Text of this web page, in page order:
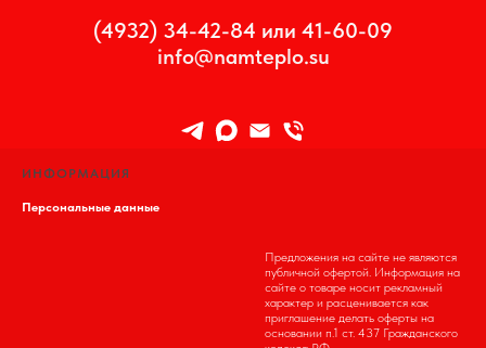
(4932) 34-42-84 или 41-60-09
info@namteplo.su
ИНФОРМАЦИЯ
Персональные данные
Предложения на сайте не являются
публичной офертой. Информация на
сайте о товаре носит рекламный
характер и расценивается как
приглашение делать оферты на
основании п.1 ст. 437 Гражданского